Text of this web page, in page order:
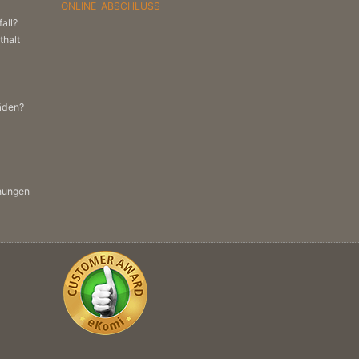
ONLINE-ABSCHLUSS